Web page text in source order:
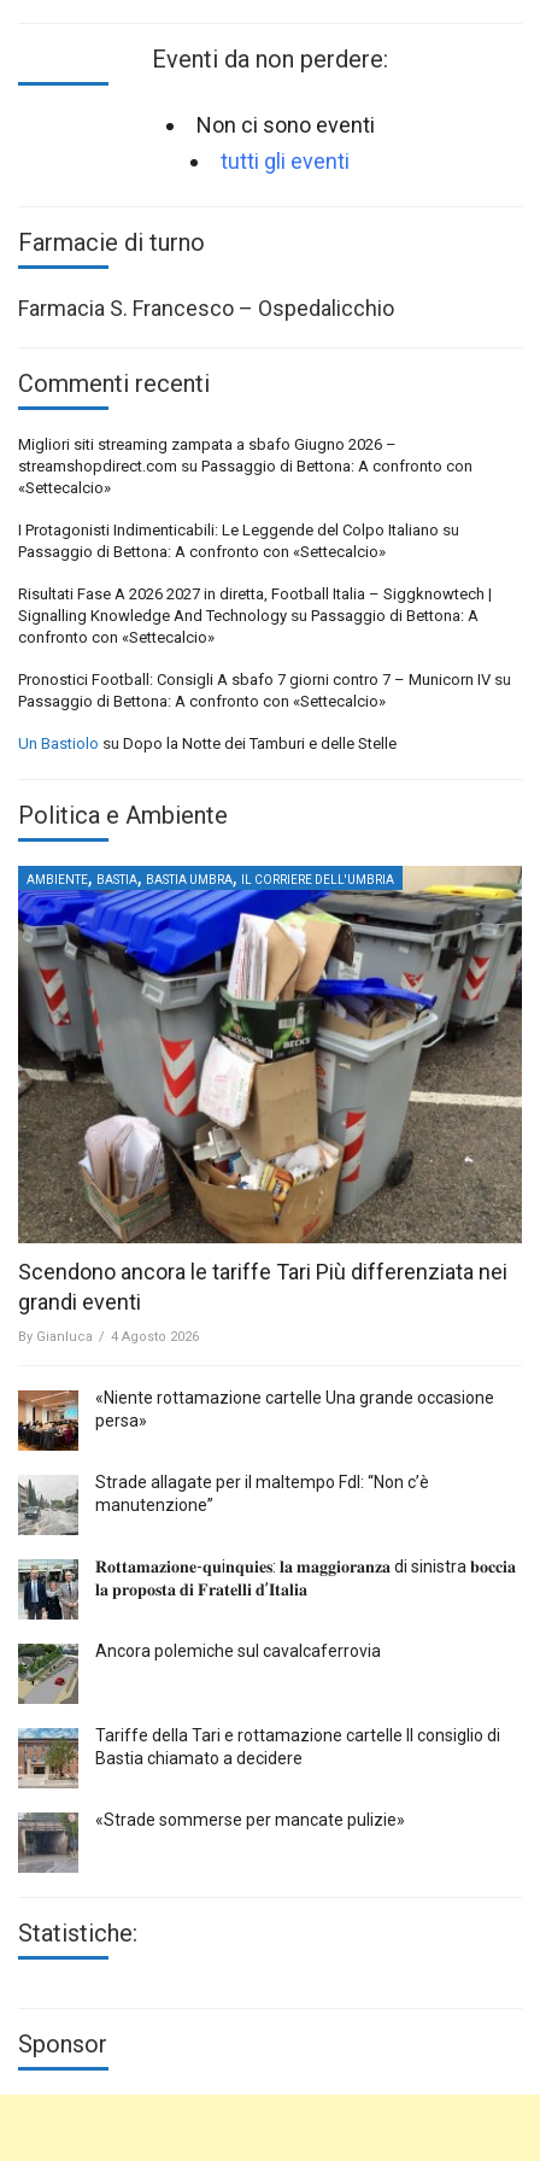
Eventi da non perdere:
Non ci sono eventi
tutti gli eventi
Farmacie di turno
Farmacia S. Francesco – Ospedalicchio
Commenti recenti
Migliori siti streaming zampata a sbafo Giugno 2026 –
streamshopdirect.com su Passaggio di Bettona: A confronto con
«Settecalcio»
I Protagonisti Indimenticabili: Le Leggende del Colpo Italiano su
Passaggio di Bettona: A confronto con «Settecalcio»
Risultati Fase A 2026 2027 in diretta, Football Italia – Siggknowtech |
Signalling Knowledge And Technology su Passaggio di Bettona: A
confronto con «Settecalcio»
Pronostici Football: Consigli A sbafo 7 giorni contro 7 – Municorn IV su
Passaggio di Bettona: A confronto con «Settecalcio»
Un Bastiolo su Dopo la Notte dei Tamburi e delle Stelle
Politica e Ambiente
AMBIENTE, BASTIA, BASTIA UMBRA, IL CORRIERE DELL'UMBRIA
Scendono ancora le tariffe Tari Più differenziata nei
grandi eventi
By Gianluca / 4 Agosto 2026
«Niente rottamazione cartelle Una grande occasione
persa»
Strade allagate per il maltempo FdI: “Non c’è
manutenzione”
𝐑𝐨𝐭𝐭𝐚𝐦𝐚𝐳𝐢𝐨𝐧𝐞-𝐪𝐮i𝐧𝐪𝐮𝐢𝐞𝐬: 𝐥𝐚 𝐦𝐚𝐠𝐠𝐢𝐨𝐫𝐚𝐧𝐳𝐚 di sinistra 𝐛𝐨𝐜𝐜𝐢𝐚
𝐥𝐚 𝐩𝐫𝐨𝐩𝐨𝐬𝐭𝐚 𝐝𝐢 𝐅𝐫𝐚𝐭𝐞𝐥𝐥𝐢 𝐝’𝐈𝐭𝐚𝐥𝐢𝐚
Ancora polemiche sul cavalcaferrovia
Tariffe della Tari e rottamazione cartelle Il consiglio di
Bastia chiamato a decidere
«Strade sommerse per mancate pulizie»
Statistiche:
Sponsor